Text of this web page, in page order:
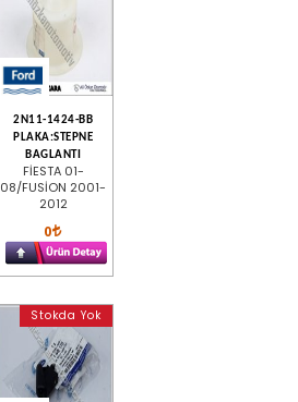
2N11-1424-BB
PLAKA:STEPNE
BAGLANTI
FİESTA 01-
08/FUSİON 2001-
2012
0
Stokda Yok